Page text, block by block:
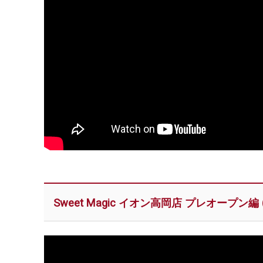
Sweet Magic イオン高岡店 プレオープン編